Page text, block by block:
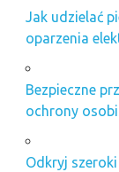
Jak udzielać
oparzenia
Bezpieczne
ochrony
Odkryj